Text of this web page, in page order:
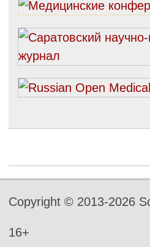
Copyright © 2013-2026
16+